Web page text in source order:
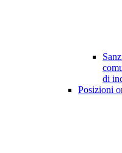
di
Posizioni